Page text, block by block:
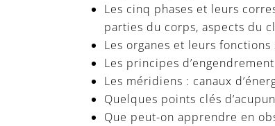
Les cinq phases et leurs
parties du corps, aspects du
Les organes et leurs fonctions
Les principes
Les méridiens : canaux
Quelques points clés
Que peut-on apprendre en